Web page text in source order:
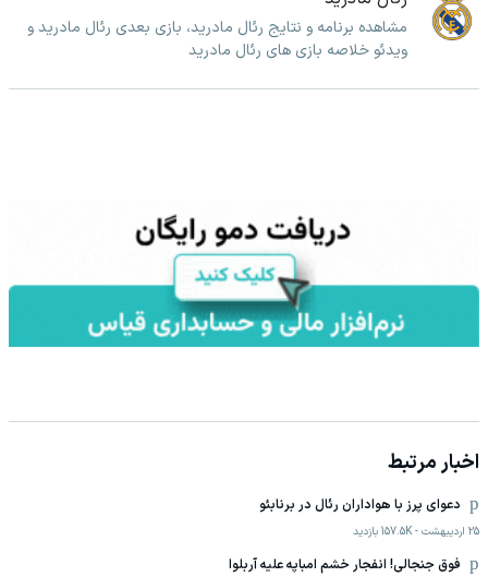
مشاهده برنامه و نتایج رئال مادرید، بازی بعدی رئال مادرید و
ویدئو خلاصه بازی های رئال مادرید
اخبار مرتبط
دعوای پرز با هواداران رئال در برنابئو
25 اردیبهشت -
157.5K بازدید
فوق جنجالی! انفجار خشم امباپه علیه آربلوا